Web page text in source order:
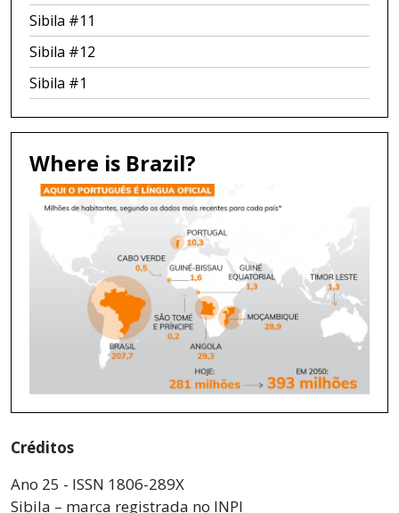
Sibila #11
Sibila #12
Sibila #1
Where is Brazil?
Créditos
Ano 25 - ISSN 1806-289X
Sibila – marca registrada no INPI